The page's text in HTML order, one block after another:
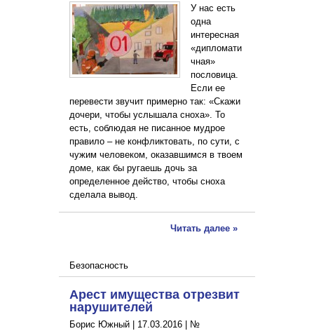
У нас есть
одна
интересная
«дипломати
чная»
пословица.
Если ее
перевести звучит примерно так: «Скажи
дочери, чтобы услышала сноха». То
есть, соблюдая не писанное мудрое
правило – не конфликтовать, по сути, с
чужим человеком, оказавшимся в твоем
доме, как бы ругаешь дочь за
определенное действо, чтобы сноха
сделала вывод.
Читать далее »
Безопасность
Арест имущества отрезвит
нарушителей
Борис Южный | 17.03.2016 №